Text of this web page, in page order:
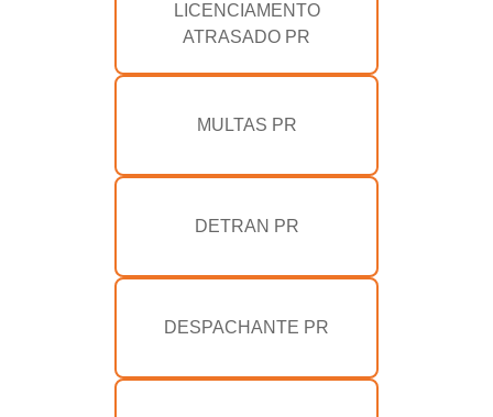
LICENCIAMENTO
ATRASADO PR
MULTAS PR
DETRAN PR
DESPACHANTE PR